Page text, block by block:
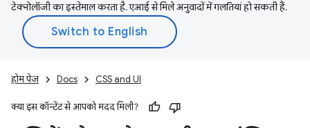
टेक्नोलॉजी का इस्तेमाल करता है. एआई से मिले अनुवादों में गलतियां हो सकती हैं.
होम पेज Docs CSS and UI
क्या इस कॉन्टेंट से आपको मदद मिली?